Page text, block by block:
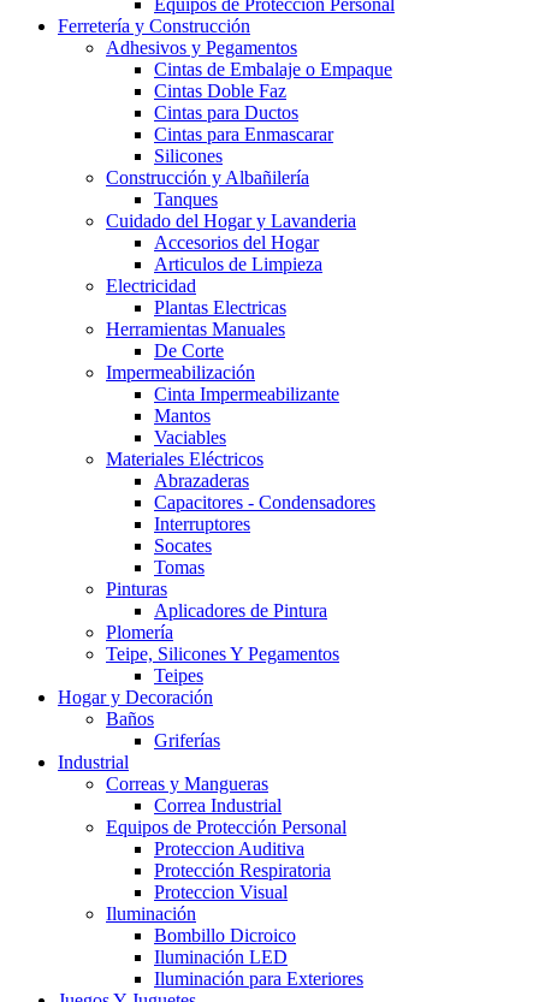
Equipos de Protección Personal
Ferretería y Construcción
Adhesivos y Pegamentos
Cintas de Embalaje o Empaque
Cintas Doble Faz
Cintas para Ductos
Cintas para Enmascarar
Silicones
Construcción y Albañilería
Tanques
Cuidado del Hogar y Lavanderia
Accesorios del Hogar
Articulos de Limpieza
Electricidad
Plantas Electricas
Herramientas Manuales
De Corte
Impermeabilización
Cinta Impermeabilizante
Mantos
Vaciables
Materiales Eléctricos
Abrazaderas
Capacitores - Condensadores
Interruptores
Socates
Tomas
Pinturas
Aplicadores de Pintura
Plomería
Teipe, Silicones Y Pegamentos
Teipes
Hogar y Decoración
Baños
Griferías
Industrial
Correas y Mangueras
Correa Industrial
Equipos de Protección Personal
Proteccion Auditiva
Protección Respiratoria
Proteccion Visual
Iluminación
Bombillo Dicroico
Iluminación LED
Iluminación para Exteriores